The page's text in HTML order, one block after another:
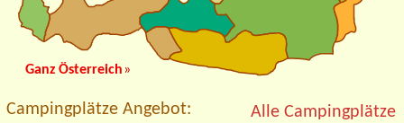
Ganz Österreich»
Campingplätze Angebot: Alle Campingplätze